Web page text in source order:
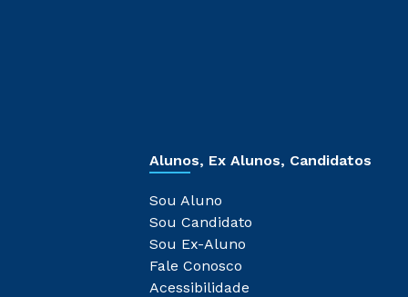
Alunos, Ex Alunos, Candidatos
Sou Aluno
Sou Candidato
Sou Ex-Aluno
Fale Conosco
Acessibilidade